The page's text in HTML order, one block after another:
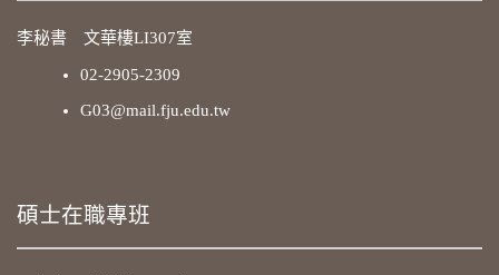
李秘書 文華樓LI307室
02-2905-2309
G03@mail.fju.edu.tw
碩士在職專班